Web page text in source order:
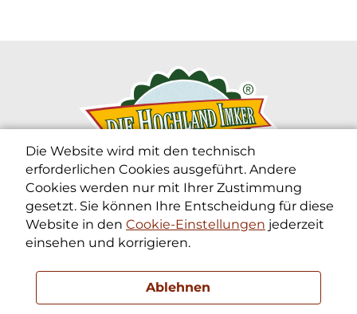
Die Hochland Imker Frühwirth KG
Die BIO-Imkerei im
Kontakt: office@diehochlandimker.at
©2026 DieHochlandimker
Impressum
Einstellungen
Die Website wird mit den technisch
erforderlichen Cookies ausgeführt. Andere
Cookies werden nur mit Ihrer Zustimmung
gesetzt. Sie können Ihre Entscheidung für diese
Website in den Cookie-Einstellungen jederzeit
einsehen und korrigieren.
Ablehnen